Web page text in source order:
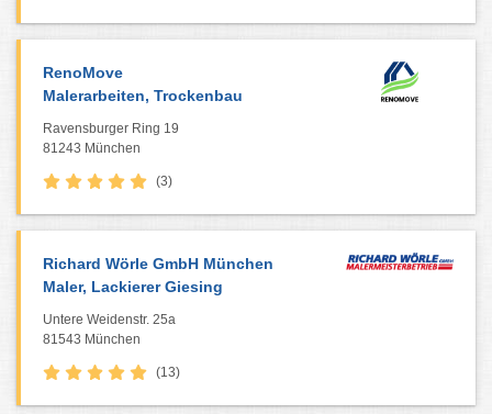
RenoMove
Malerarbeiten, Trockenbau
Ravensburger Ring 19
81243 München
(3)
Richard Wörle GmbH München
Maler, Lackierer Giesing
Untere Weidenstr. 25a
81543 München
(13)